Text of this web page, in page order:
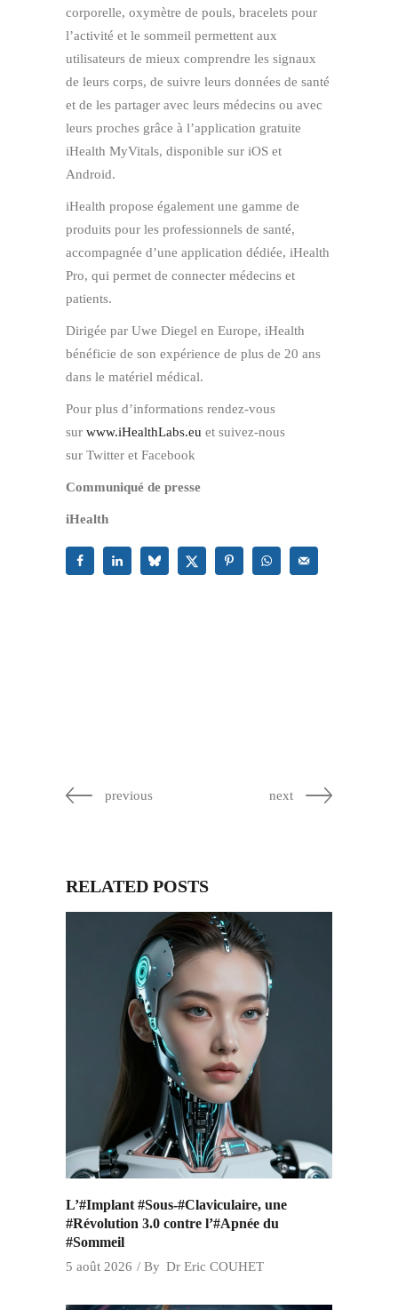
corporelle, oxymètre de pouls, bracelets pour
l’activité et le sommeil permettent aux
utilisateurs de mieux comprendre les signaux
de leurs corps, de suivre leurs données de santé
et de les partager avec leurs médecins ou avec
leurs proches grâce à l’application gratuite
iHealth MyVitals, disponible sur iOS et
Android.
iHealth propose également une gamme de
produits pour les professionnels de santé,
accompagnée d’une application dédiée, iHealth
Pro, qui permet de connecter médecins et
patients.
Dirigée par Uwe Diegel en Europe, iHealth
bénéficie de son expérience de plus de 20 ans
dans le matériel médical.
Pour plus d’informations rendez-vous
sur www.iHealthLabs.eu et suivez-nous
sur Twitter et Facebook
Communiqué de presse
iHealth
previous next
RELATED POSTS
L’#Implant #Sous-#Claviculaire, une
#Révolution 3.0 contre l’#Apnée du
#Sommeil
5 août 2026 By Dr Eric COUHET